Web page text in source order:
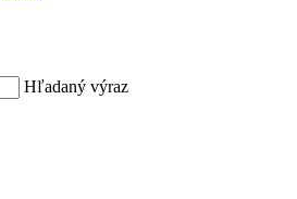
Hľadaný výraz